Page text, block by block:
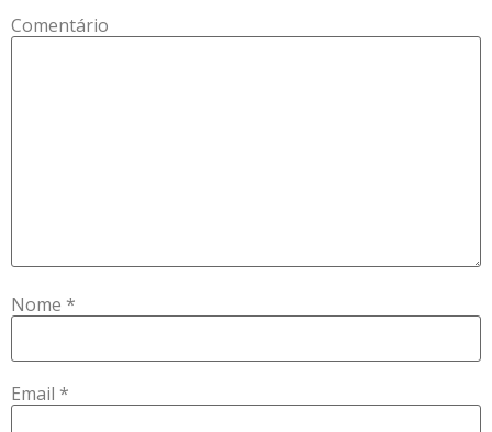
Comentário
Nome *
Email *